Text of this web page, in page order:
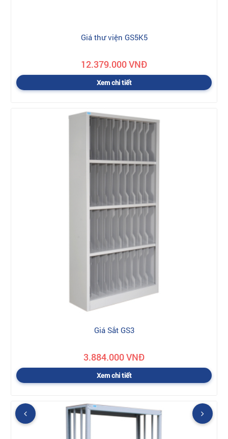
Giá thư viện GS5K5
12.379.000 VNĐ
Xem chi tiết
Giá Sắt GS3
3.884.000 VNĐ
Xem chi tiết